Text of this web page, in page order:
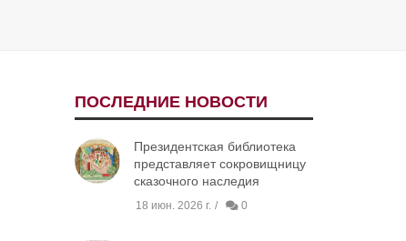
ПОСЛЕДНИЕ НОВОСТИ
Президентская библиотека
представляет сокровищницу
сказочного наследия
18 июн. 2026 г. 0